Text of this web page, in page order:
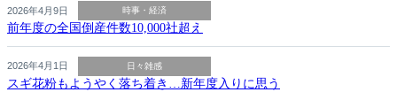
2026年4月9日 時事・経済
前年度の全国倒産件数10,000社超え
2026年4月1日 日々雑感
スギ花粉もようやく落ち着き…新年度入りに思う